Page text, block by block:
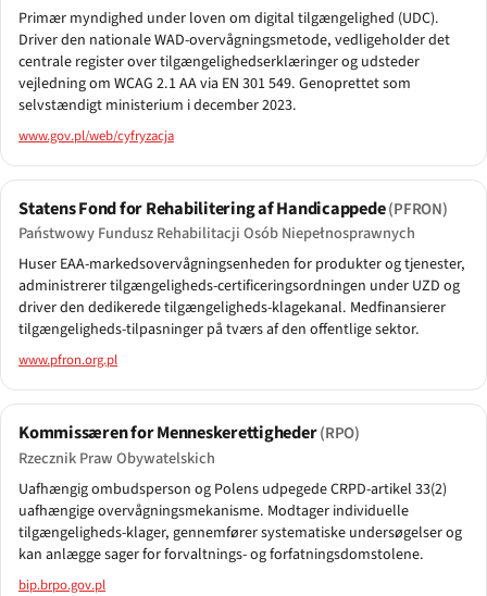
Primær myndighed under loven om digital tilgængelighed (UDC).
Driver den nationale WAD-overvågningsmetode, vedligeholder det
centrale register over tilgængelighedserklæringer og udsteder
vejledning om WCAG 2.1 AA via EN 301 549. Genoprettet som
selvstændigt ministerium i december 2023.
www.gov.pl/web/cyfryzacja
Statens Fond for Rehabilitering af Handicappede(PFRON)
Państwowy Fundusz Rehabilitacji Osób Niepełnosprawnych
Huser EAA-markedsovervågningsenheden for produkter og tjenester,
administrerer tilgængeligheds-certificeringsordningen under UZD og
driver den dedikerede tilgængeligheds-klagekanal. Medfinansierer
tilgængeligheds-tilpasninger på tværs af den offentlige sektor.
www.pfron.org.pl
Kommissæren for Menneskerettigheder(RPO)
Rzecznik Praw Obywatelskich
Uafhængig ombudsperson og Polens udpegede CRPD-artikel 33(2)
uafhængige overvågningsmekanisme. Modtager individuelle
tilgængeligheds-klager, gennemfører systematiske undersøgelser og
kan anlægge sager for forvaltnings- og forfatningsdomstolene.
bip.brpo.gov.pl